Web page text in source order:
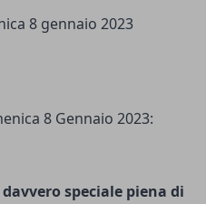
8 gennaio 2023
speciale piena di